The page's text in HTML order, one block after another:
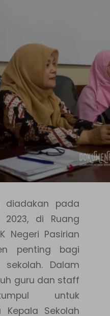
diadakan pada
2023, di Ruang
Negeri Pasirian
penting bagi
sekolah. Dalam
guru dan staff
untuk
Kepala Sekolah